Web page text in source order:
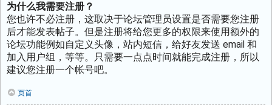
为什么我需要注册？
您也许不必注册，这取决于论坛管理员设置是否需要您注册
后才能发表帖子。但是注册将给您更多的权限来使用额外的
论坛功能例如自定义头像，站内短信，给好友发送 email 和
加入用户组，等等。只需要一点点时间就能完成注册，所以
建议您注册一个帐号吧。
页首